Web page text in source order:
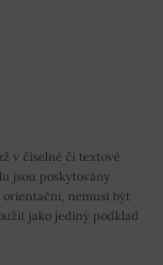
v číselné či textové
jsou poskytovány
nemusí být
jako jediný podklad